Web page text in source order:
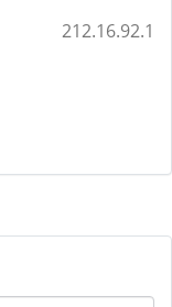
212.16.92.1